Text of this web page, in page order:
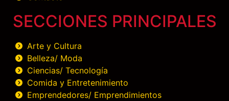
SECCIONES PRINCIPALES
Arte y Cultura
Belleza/ Moda
Ciencias/ Tecnología
Comida y Entretenimiento
Emprendedores/ Emprendimientos